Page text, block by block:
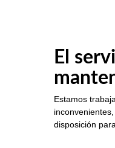
El
Estamos
disposición